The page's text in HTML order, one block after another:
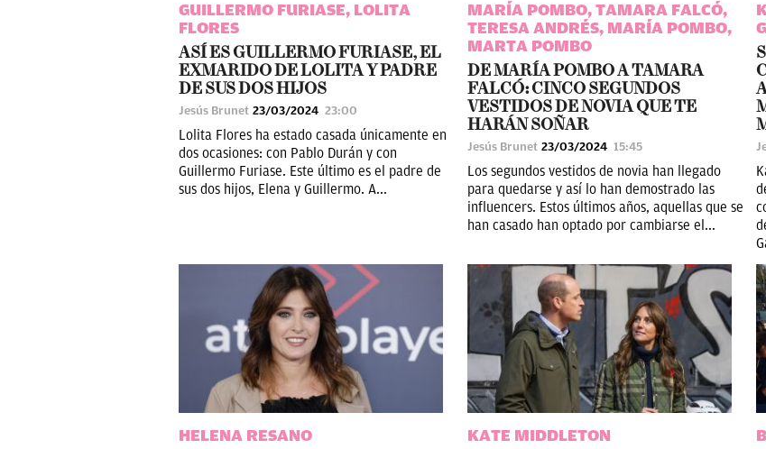
GUILLERMO FURIASE, LOLITA
FLORES
ASÍ ES GUILLERMO FURIASE, EL
EXMARIDO DE LOLITA Y PADRE
DE SUS DOS HIJOS
Jesús Brunet 23/03/2024 23:00
Lolita Flores ha estado casada únicamente en
dos ocasiones: con Pablo Durán y con
Guillermo Furiase. Este último es el padre de
sus dos hijos, Elena y Guillermo. A...
MARÍA POMBO, TAMARA FALCÓ,
TERESA ANDRÉS, MARÍA POMBO,
MARTA POMBO
DE MARÍA POMBO A TAMARA
FALCÓ: CINCO SEGUNDOS
VESTIDOS DE NOVIA QUE TE
HARÁN SOÑAR
Jesús Brunet 23/03/2024 15:45
Los segundos vestidos de novia han llegado
para quedarse y así lo han demostrado las
influencers. Estos últimos años, aquellas que se
han casado han optado por cambiarse el...
HELENA RESANO KATE MIDDLETON